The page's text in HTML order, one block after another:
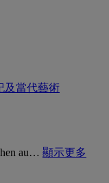
及當代藝術
au… 顯示更多